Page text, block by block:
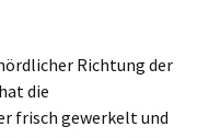
Richtung der
die
frisch gewerkelt und